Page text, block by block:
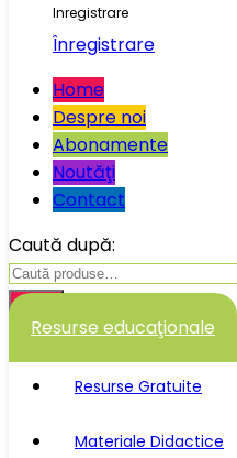
Inregistrare
Înregistrare
Home
Despre noi
Abonamente
Noutăţi
Contact
Caută după:
Caută
Resurse educaţionale
Resurse Gratuite
Materiale Didactice